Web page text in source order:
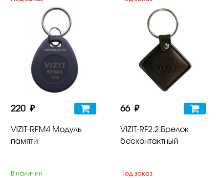
220 ₽
VIZIT-RFM4 Модуль
памяти
66 ₽
VIZIT-RF2.2 Брелок
бесконтактный
В наличии Под заказ